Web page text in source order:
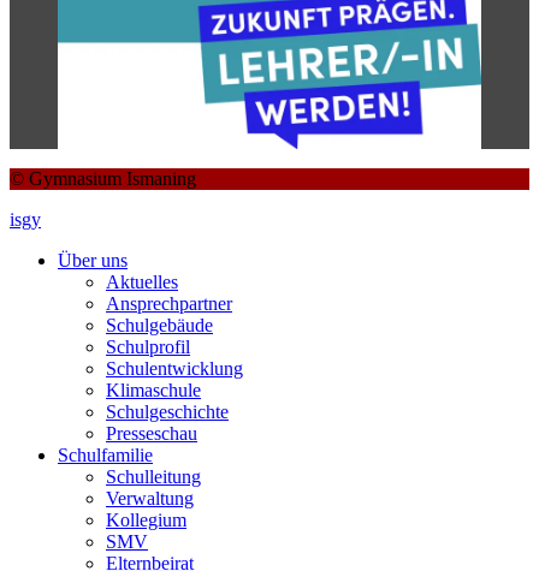
© Gymnasium Ismaning
isgy
Über uns
Aktuelles
Ansprechpartner
Schulgebäude
Schulprofil
Schulentwicklung
Klimaschule
Schulgeschichte
Presseschau
Schulfamilie
Schulleitung
Verwaltung
Kollegium
SMV
Elternbeirat